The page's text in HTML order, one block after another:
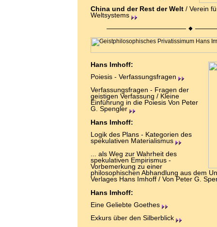
China und der Rest der Welt / Verein
Weltsystems
Hans Imhoff:
Poiesis - Verfassungsfragen
Verfassungsfragen - Fragen der
geistigen Verfassung / Kleine
Einführung in die Poiesis Von Peter
G. Spengler
Hans Imhoff:
Logik des Plans - Kategorien des
spekulativen Materialismus
... als Weg zur Wahrheit des
spekulativen Empirismus -
Vorbemerkung zu einer
philosophischen Abhandlung aus dem
Verlages Hans Imhoff / Von Peter G.
Hans Imhoff:
Eine Geliebte Goethes
Exkurs über den Silberblick